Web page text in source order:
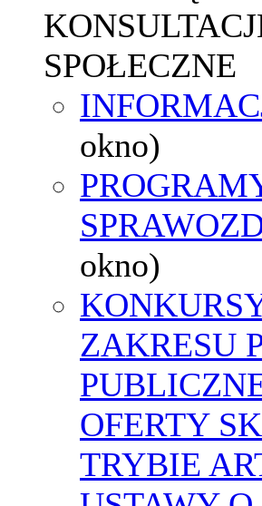
SPOŁECZNE
okno)
okno)
ZAKRESU
OFERTY
TRYBIE